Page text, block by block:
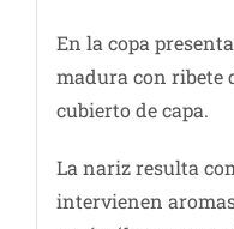
En la copa
madura con ribete
cubierto de capa.
La nariz resulta
intervienen